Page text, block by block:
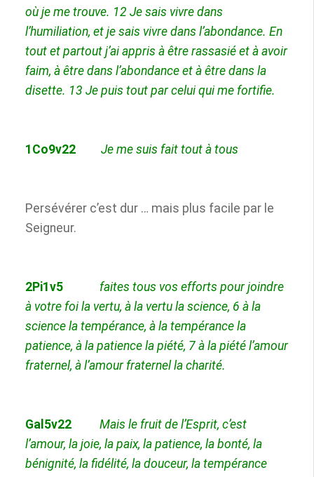
où je me trouve. 12 Je sais vivre dans
l’humiliation, et je sais vivre dans l’abondance. En
tout et partout j’ai appris à être rassasié et à avoir
faim, à être dans l’abondance et à être dans la
disette. 13 Je puis tout par celui qui me fortifie.
1Co9v22 Je me suis fait tout à tous
Persévérer c’est dur … mais plus facile par le
Seigneur.
2Pi1v5 faites tous vos efforts pour joindre
à votre foi la vertu, à la vertu la science, 6 à la
science la tempérance, à la tempérance la
patience, à la patience la piété, 7 à la piété l’amour
fraternel, à l’amour fraternel la charité.
Gal5v22
Mais le fruit de l’Esprit, c’est
l’amour, la joie, la paix, la patience, la bonté, la
bénignité, la fidélité, la douceur, la tempérance